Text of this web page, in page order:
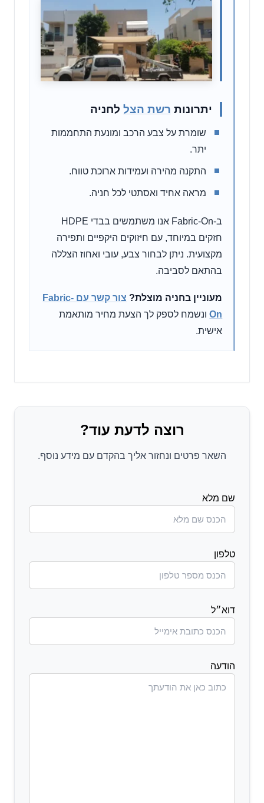
יתרונות רשת הצל לחניה
שומרת על צבע הרכב ומונעת התחממות
יתר.
התקנה מהירה ועמידות ארוכת טווח.
מראה אחיד ואסתטי לכל חניה.
ב-Fabric-On אנו משתמשים בבדי HDPE
חזקים במיוחד, עם חיזוקים היקפיים ותפירה
מקצועית. ניתן לבחור צבע, עובי ואחוז הצללה
בהתאם לסביבה.
מעוניין בחניה מוצלת?
צור קשר עם Fabric-
Onונשמח לספק לך הצעת מחיר מותאמת
אישית.
רוצה לדעת עוד?
השאר פרטים ונחזור אליך בהקדם עם מידע נוסף.
שם מלא
טלפון
דוא״ל
הודעה